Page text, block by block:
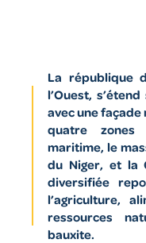
La république
l’Ouest,
avec une
quatre zones
maritime, le
du Niger, et la
diversifiée
l’agriculture,
ressources
bauxite.